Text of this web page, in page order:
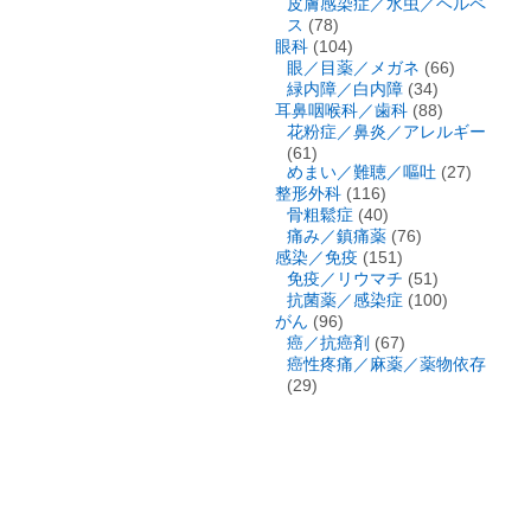
ス (78)
眼科 (104)
眼／目薬／メガネ (66)
緑内障／白内障 (34)
耳鼻咽喉科／歯科 (88)
花粉症／鼻炎／アレルギー
(61)
めまい／難聴／嘔吐 (27)
整形外科 (116)
骨粗鬆症 (40)
痛み／鎮痛薬 (76)
感染／免疫 (151)
免疫／リウマチ (51)
抗菌薬／感染症 (100)
がん (96)
癌／抗癌剤 (67)
癌性疼痛／麻薬／薬物依存
(29)